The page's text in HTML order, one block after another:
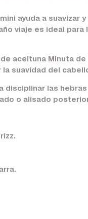
ayuda a
viaje es ideal
aceituna Minuta
la suavidad del
disciplinar las
o alisado